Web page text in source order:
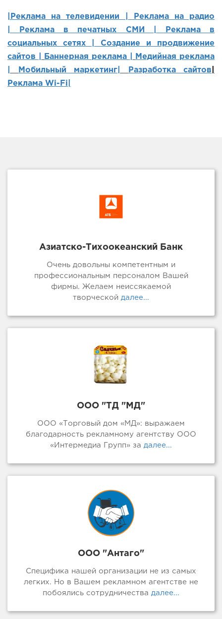
|Реклама на телевидении |
Реклама на радио
Реклама в печатных СМИ |
Реклама в
социальных сетях | Создание и продвижение
сайтов
Баннерная реклама |
Медийная реклама
Мобильный маркетинг Разработка сайтов
Реклама Wi-Fi|
Азиатско-Тихоокеанский Банк
Очень довольны компетентным и
профессиональным персоналом Вашей
фирмы. Желаем неиссякаемой
творческой далее...
ООО "ТД "МД"
ООО «Торговый дом «МД»: выражаем
благодарность рекламному агентству ООО
«Интермедиа Групп» за далее...
ООО "Антаго"
Специфика нашей организации не из самых
легких. Но в Вашем рекламном агентстве не
побоялись сотрудничества далее...